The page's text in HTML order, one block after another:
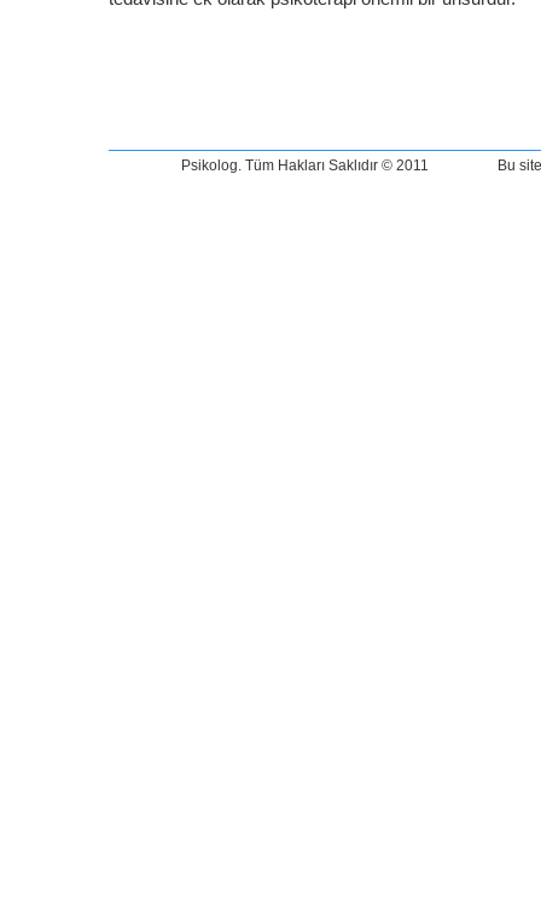
Psikolog. Tüm Hakları Saklıdır © 2011 Bu sitede